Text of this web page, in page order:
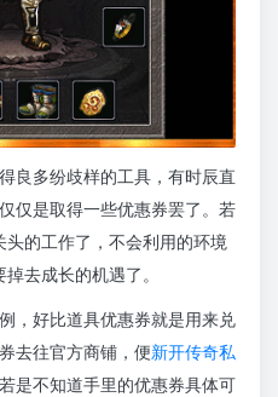
良多纷歧样的工具，有时辰直
仅是取得一些优惠券罢了。若
的工作了，不会利用的环境
去成长的机遇了。
，好比道具优惠券就是用来兑
去往官方商铺，便新开传奇私
是不知道手里的优惠券具体可